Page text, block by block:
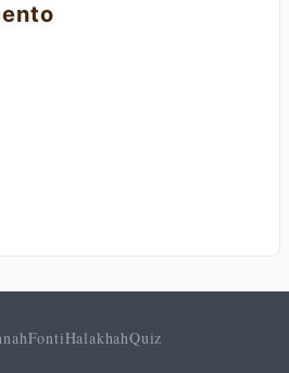
FontiHalakhahQuiz